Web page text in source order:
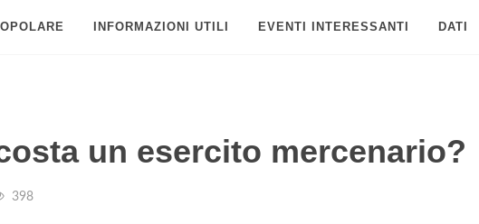
INFORMAZIONI UTILI EVENTI INTERESSANTI DATI
un esercito mercenario?
398